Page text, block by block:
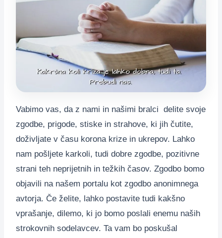
Vabimo vas, da z nami in našimi bralci delite svoje
zgodbe, prigode, stiske in strahove, ki jih čutite,
doživljate v času korona krize in ukrepov. Lahko
nam pošljete karkoli, tudi dobre zgodbe, pozitivne
strani teh neprijetnih in težkih časov. Zgodbo bomo
objavili na našem portalu kot zgodbo anonimnega
avtorja. Če želite, lahko postavite tudi kakšno
vprašanje, dilemo, ki jo bomo poslali enemu naših
strokovnih sodelavcev. Ta vam bo poskušal